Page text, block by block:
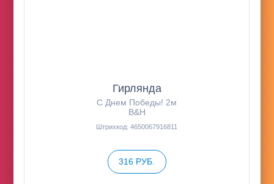
Гирлянда
С Днем Победы! 2м
B&H
Штрихкод: 4650067916811
316 РУБ.